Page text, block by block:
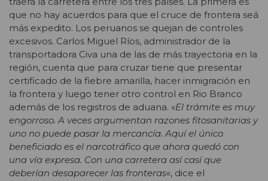
que no hay acuerdos para que el cruce de frontera seá
más expedito. Los peruanos se quejan de controles
excesivos. Carlos Miguel Ríos, administrador de la
transportadora Civa una de las de más trayectoria en la
región, cuenta que para cruzar tiene que presentar
certificado de la fiebre amarilla, hacer inmigración en
la frontera y luego tener otro control en Rio Branco
además de los registros de aduana. «El trámite es muy
engorroso. A veces argumentan razones fitosanitarias y
uno no puede pasar la mercancía. Aquí el único
beneficiado es el narcotráfico que ahora quedó con
una vía expresa. Con una carretera así casí que
deberían desaparecer las fronteras«, dice el